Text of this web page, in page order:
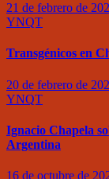
21 de febrero de
YNQT
Transgénicos en
20 de febrero de
YNQT
Ignacio Chapela
Argentina
16 de octubre de